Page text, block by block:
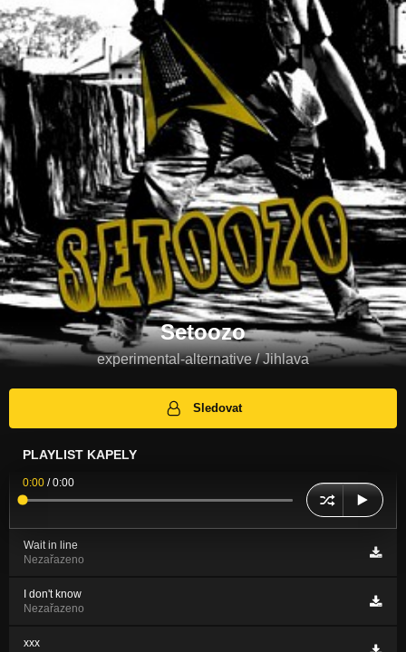
Setoozo
experimental-alternative / Jihlava
Sledovat
PLAYLIST KAPELY
0:00 /0:00
Wait in line
Nezařazeno
I don't know
Nezařazeno
xxx